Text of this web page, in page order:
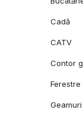
Cadă
CATV
Contor
Ferestre